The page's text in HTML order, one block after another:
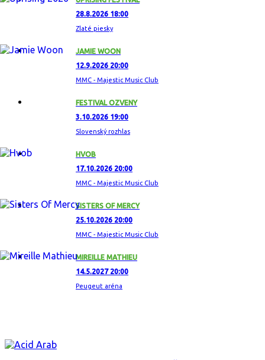
28.8.2026 18:00
Zlaté piesky
JAMIE WOON
12.9.2026 20:00
MMC - Majestic Music Club
FESTIVAL OZVENY
3.10.2026 19:00
Slovenský rozhlas
HVOB
17.10.2026 20:00
MMC - Majestic Music Club
SISTERS OF MERCY
25.10.2026 20:00
MMC - Majestic Music Club
MIREILLE MATHIEU
14.5.2027 20:00
Peugeut aréna